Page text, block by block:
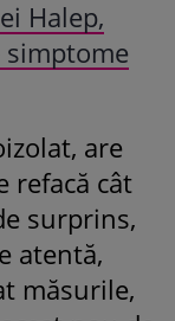
Halep,
simptome
are
refacă cât
surprins,
atentă,
măsurile,